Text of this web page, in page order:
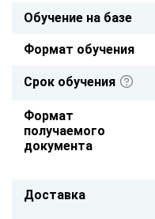
Обучение на базе
Формат обучения
Срок обучения
Формат
получаемого
документа
Доставка